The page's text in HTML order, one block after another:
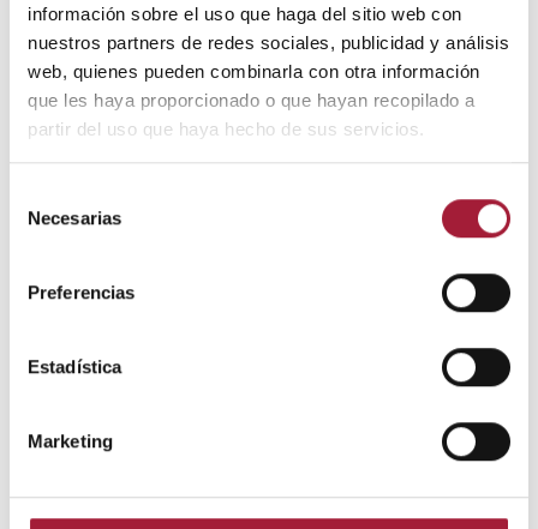
información sobre el uso que haga del sitio web con
nuestros partners de redes sociales, publicidad y análisis
web, quienes pueden combinarla con otra información
que les haya proporcionado o que hayan recopilado a
partir del uso que haya hecho de sus servicios.
Necesarias
Preferencias
Estadística
Marketing
los trastornos del sueño y el decaimiento asociado.
Esto se debe a la importancia de la melatonina en el
ciclo sueño-vigilia y delzincen la regulación del
estado de ánimo.
que acudir al médico.
a corto, medio y largo plazo, por lo que no se debe
Autor: Laboratorios Viñas, departamento de